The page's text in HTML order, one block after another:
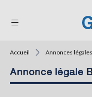
THÉMATIQUES
Accueil Annonces légales
Annonce légale